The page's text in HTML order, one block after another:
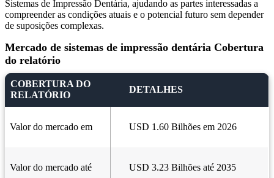
Sistemas de Impressão Dentária, ajudando as partes interessadas a
compreender as condições atuais e o potencial futuro sem depender
de suposições complexas.
Mercado de sistemas de impressão dentária Cobertura
do relatório
COBERTURA DO
RELATÓRIO
DETALHES
Valor do mercado em USD 1.60 Bilhões em 2026
Valor do mercado até USD 3.23 Bilhões até 2035